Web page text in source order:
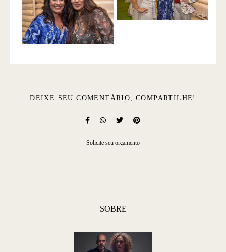
DEIXE SEU COMENTÁRIO, COMPARTILHE!
Solicite seu orçamento
SOBRE